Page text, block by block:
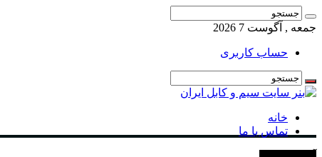
جمعه , آگوست 7 2026
حساب کاربری
خانه
تماس با ما